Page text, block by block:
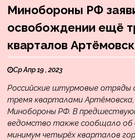
Минобороны РФ
освобождении ещё
кварталов
Ср Апр 19 , 2023
Российские штурмовые отряды
тремя кварталами Артёмовска,
Минобороны РФ. В
ведомство также сообщало об
минимум четырёх кварталов